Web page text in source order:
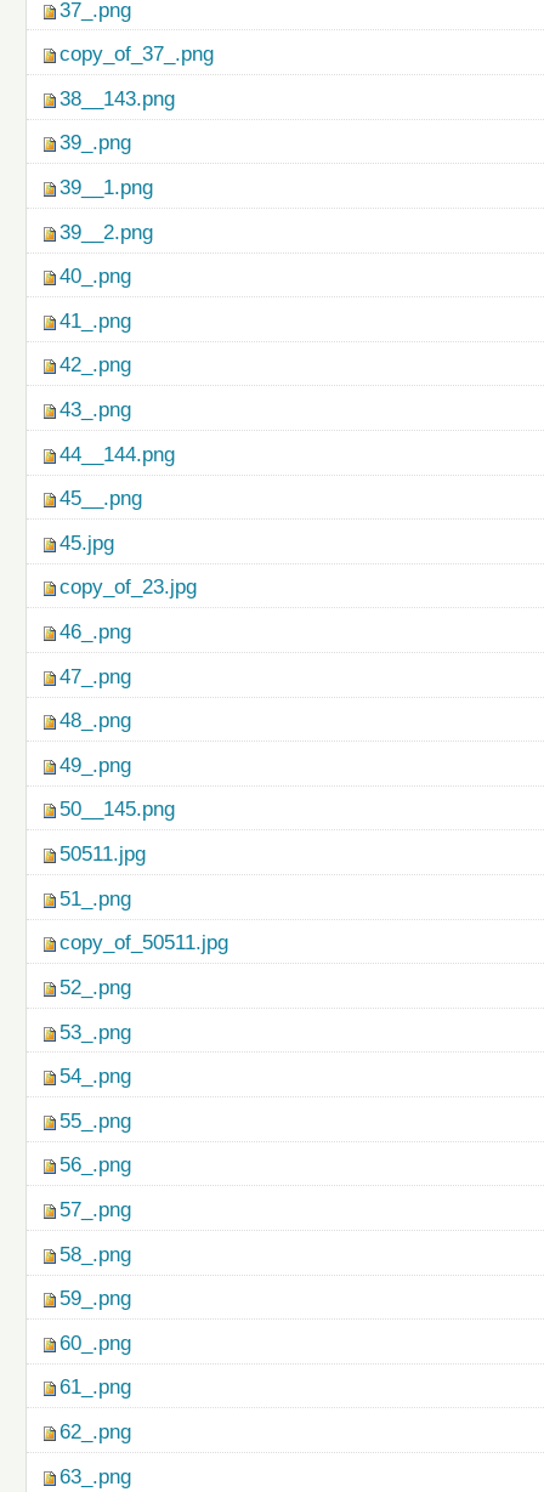
37_.png
copy_of_37_.png
38__143.png
39_.png
39__1.png
39__2.png
40_.png
41_.png
42_.png
43_.png
44__144.png
45__.png
45.jpg
copy_of_23.jpg
46_.png
47_.png
48_.png
49_.png
50__145.png
50511.jpg
51_.png
copy_of_50511.jpg
52_.png
53_.png
54_.png
55_.png
56_.png
57_.png
58_.png
59_.png
60_.png
61_.png
62_.png
63_.png